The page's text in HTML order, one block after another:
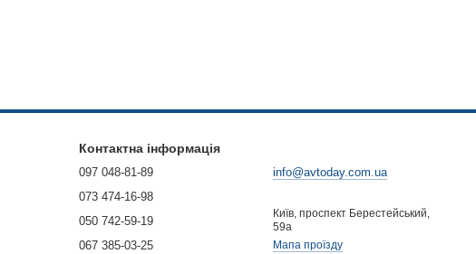
Контактна інформація
097 048-81-89
073 474-16-98
050 742-59-19
067 385-03-25
info@avtoday.com.ua
Київ, проспект Берестейський,
59а
Мапа проїзду